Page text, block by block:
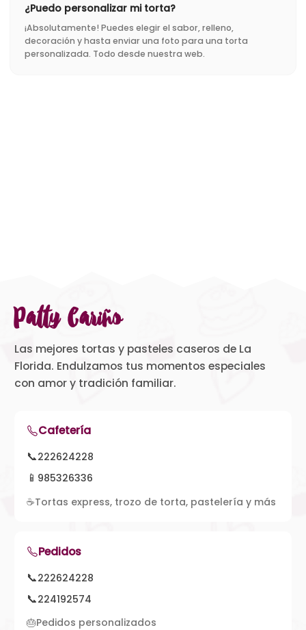
¿Puedo personalizar mi torta?
¡Absolutamente! Puedes elegir el sabor, relleno,
decoración y hasta enviar una foto para una torta
personalizada. Todo desde nuestra web.
Patty Cariño
Las mejores tortas y pasteles caseros de La
Florida. Endulzamos tus momentos especiales
con amor y tradición familiar.
Cafetería
📞222624228
📱 985326336
☕Tortas express, trozo de torta, pastelería y más
Pedidos
📞222624228
📞224192574
🎂Pedidos personalizados